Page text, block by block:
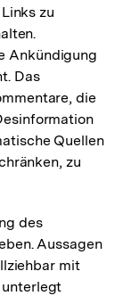
zu
Ankündigung
Das
die
Quellen
zu
des
Aussagen
mit